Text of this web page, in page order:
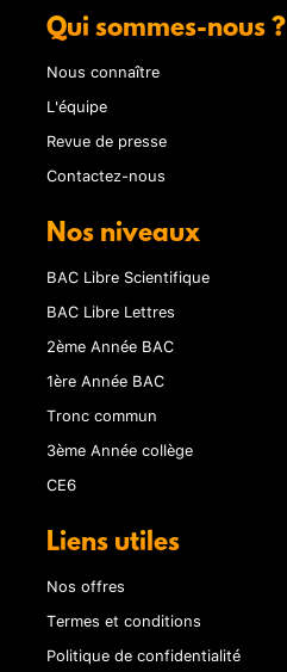
Qui sommes-nous ?
Nous connaître
L'équipe
Revue de presse
Contactez-nous
Nos niveaux
BAC Libre Scientifique
BAC Libre Lettres
2ème Année BAC
1ère Année BAC
Tronc commun
3ème Année collège
CE6
Liens utiles
Nos offres
Termes et conditions
Politique de confidentialité